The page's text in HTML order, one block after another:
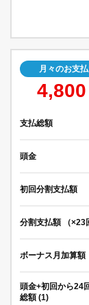
月々のお支
4,800
支払総額
頭金
初回分割支払額
分割支払額 （×23
ボーナス月加算額
頭金+初回から24
総額 (1)